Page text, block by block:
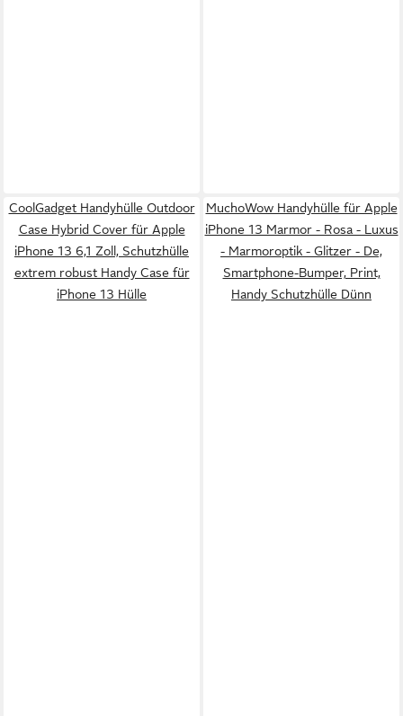
CoolGadget Handyhülle Outdoor
Case Hybrid Cover für Apple
iPhone 13 6,1 Zoll, Schutzhülle
extrem robust Handy Case für
iPhone 13 Hülle
MuchoWow Handyhülle für Apple
iPhone 13 Marmor - Rosa - Luxus
- Marmoroptik - Glitzer - De,
Smartphone-Bumper, Print,
Handy Schutzhülle Dünn